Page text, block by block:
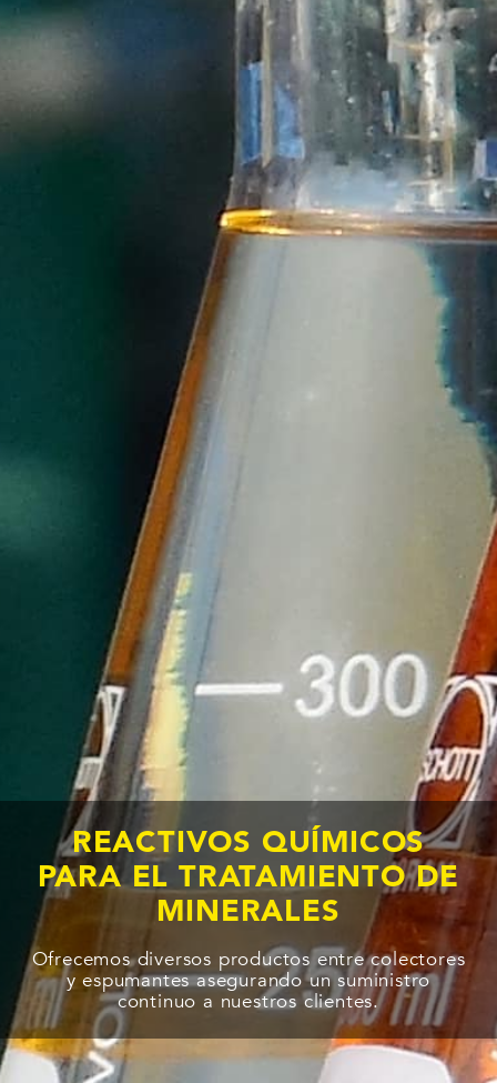
REACTIVOS QUÍMICOS
PARA EL TRATAMIENTO DE
MINERALES
Ofrecemos diversos productos entre colectores
y espumantes asegurando un suministro
continuo a nuestros clientes.